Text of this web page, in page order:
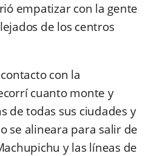
empatizar con la gente
de los centros
con la
cuanto monte y
de todas sus ciudades y
se alineara para salir de
y las líneas de